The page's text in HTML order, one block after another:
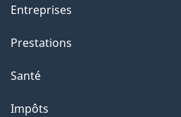
g
e
Entreprises
Prestations
Santé
Impôts